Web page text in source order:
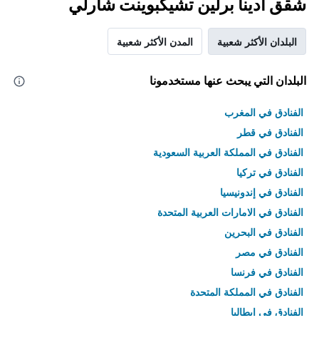
شقق أدينا برلين تشيكبوينت شارلي
البلدان الأكثر شعبية المدن الأكثر شعبية
البلدان التي يبحث عنها مستخدمونا
الفنادق في المغرب
الفنادق في قطر
الفنادق في المملكة العربية السعودية
الفنادق في تركيا
الفنادق في إندونيسيا
الفنادق في الامارات العربية المتحدة
الفنادق في البحرين
الفنادق في مصر
الفنادق في فرنسا
الفنادق في المملكة المتحدة
الفنادق في إيطاليا